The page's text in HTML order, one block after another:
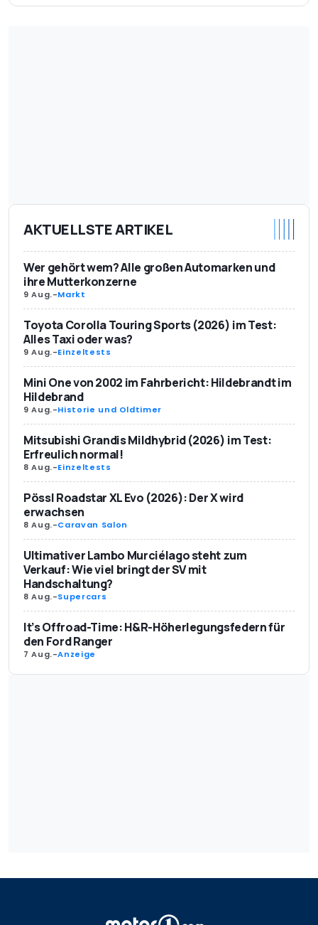
AKTUELLSTE ARTIKEL
Wer gehört wem? Alle großen Automarken und
ihre Mutterkonzerne
9 Aug.-Markt
Toyota Corolla Touring Sports (2026) im Test:
Alles Taxi oder was?
9 Aug.-Einzeltests
Mini One von 2002 im Fahrbericht: Hildebrandt im
Hildebrand
9 Aug.-Historie und Oldtimer
Mitsubishi Grandis Mildhybrid (2026) im Test:
Erfreulich normal!
8 Aug.-Einzeltests
Pössl Roadstar XL Evo (2026): Der X wird
erwachsen
8 Aug.-Caravan Salon
Ultimativer Lambo Murciélago steht zum
Verkauf: Wie viel bringt der SV mit
Handschaltung?
8 Aug.-Supercars
It’s Offroad-Time: H&R-Höherlegungsfedern für
den Ford Ranger
7 Aug.-Anzeige